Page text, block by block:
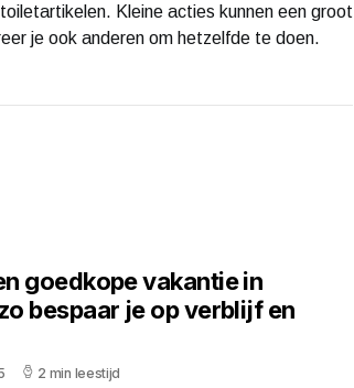
Kleine acties kunnen een groot
je ook anderen om hetzelfde te doen.
goedkope vakantie in
bespaar je op verblijf en
2 min leestijd